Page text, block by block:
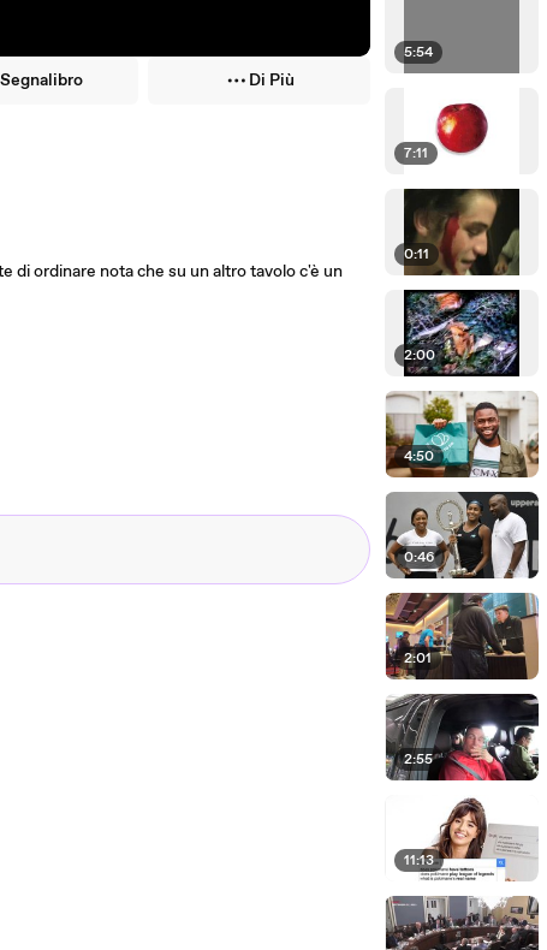
Segnalibro Di Più
di ordinare nota che su un altro tavolo c'è un
5:54
7:11
0:11
2:00
4:50
0:46
2:01
2:55
11:13